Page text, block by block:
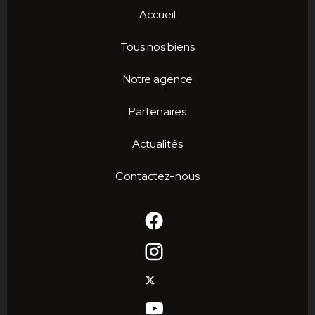
Accueil
Tous nos biens
Notre agence
Partenaires
Actualités
Contactez-nous